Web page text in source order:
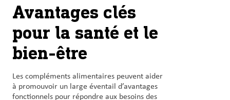
Avantages clés
pour la santé et le
bien-être
Les compléments alimentaires peuvent aider
à promouvoir un large éventail d’avantages
fonctionnels pour répondre aux besoins des